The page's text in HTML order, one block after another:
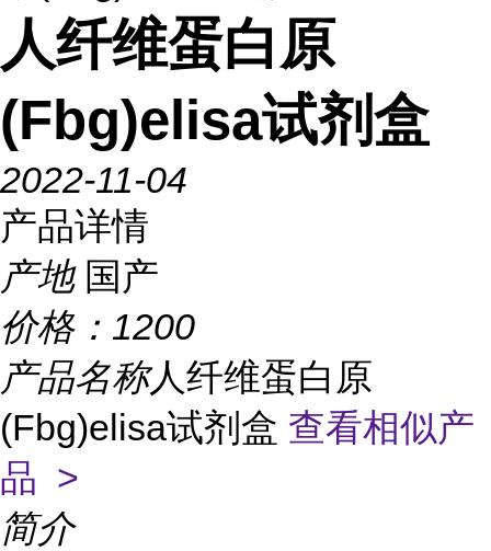
人纤维蛋白原
(Fbg)elisa试剂盒
2022-11-04
产品详情
产地 国产
价格： 1200
产品名称人纤维蛋白原
(Fbg)elisa试剂盒 查看相似产
品 >
简介